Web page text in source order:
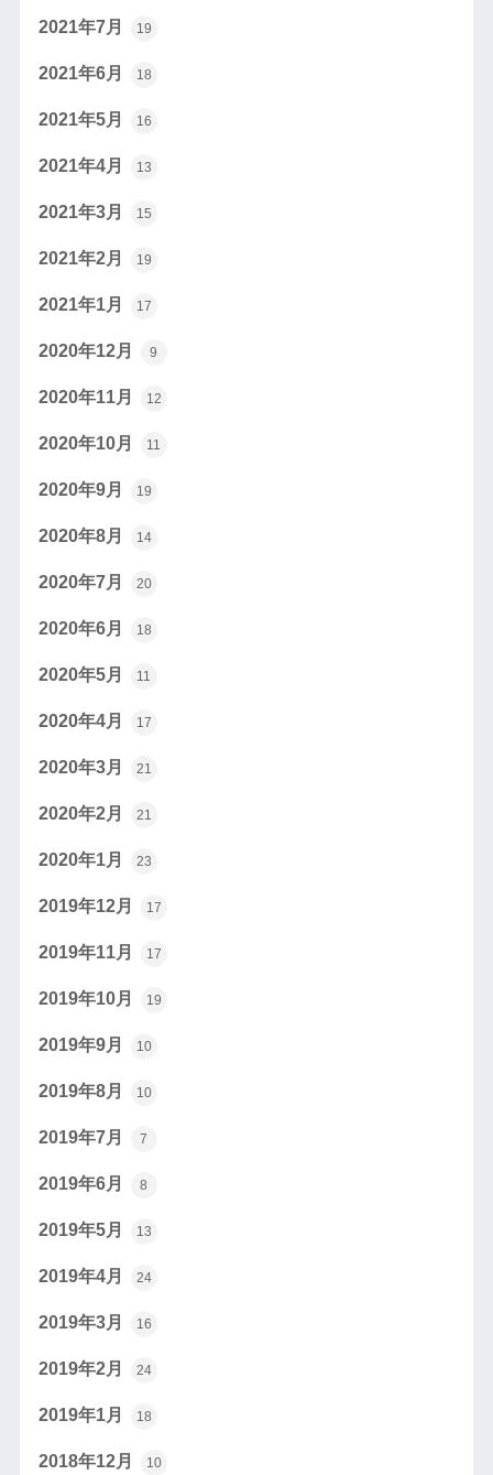
2021年7月 19
2021年6月 18
2021年5月 16
2021年4月 13
2021年3月 15
2021年2月 19
2021年1月 17
2020年12月 9
2020年11月 12
2020年10月 11
2020年9月 19
2020年8月 14
2020年7月 20
2020年6月 18
2020年5月 11
2020年4月 17
2020年3月 21
2020年2月 21
2020年1月 23
2019年12月 17
2019年11月 17
2019年10月 19
2019年9月 10
2019年8月 10
2019年7月 7
2019年6月 8
2019年5月 13
2019年4月 24
2019年3月 16
2019年2月 24
2019年1月 18
2018年12月 10